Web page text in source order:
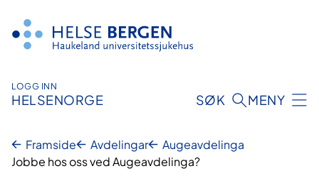
innhald
LOGG INN
HELSENORGE SØK MENY
Framside Avdelingar
Augeavdelinga
Jobbe hos oss ved Augeavdelinga?